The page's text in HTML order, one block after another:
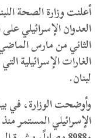
أعلنت وزارة الصحة
الغارات
لبنان.
وأوضحت الوزارة، في